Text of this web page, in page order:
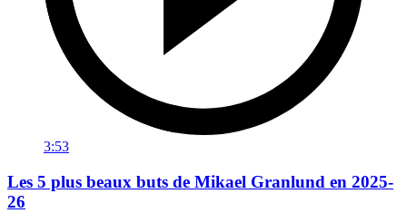
3:53
Les 5 plus beaux buts de Mikael Granlund en 2025-
26